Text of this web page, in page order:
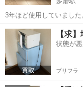
3年ほど使用していまし
す。 自宅に取りに来ていただける方がありがたいですが、車で運べる
大きさなので多摩地域であれば相談
さ31㎝
東京 府中市 多磨
【求
状態が
プリフラ